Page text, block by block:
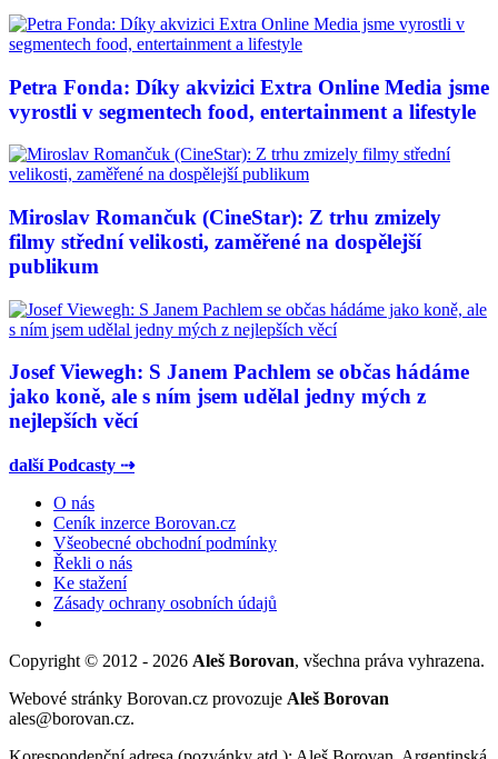
Petra Fonda: Díky akvizici Extra Online Media jsme
vyrostli v segmentech food, entertainment a lifestyle
Miroslav Romančuk (CineStar): Z trhu zmizely
filmy střední velikosti, zaměřené na dospělejší
publikum
Josef Viewegh: S Janem Pachlem se občas hádáme
jako koně, ale s ním jsem udělal jedny mých z
nejlepších věcí
další Podcasty ⇢
O nás
Ceník inzerce Borovan.cz
Všeobecné obchodní podmínky
Řekli o nás
Ke stažení
Zásady ochrany osobních údajů
Copyright © 2012 - 2026 Aleš Borovan, všechna práva vyhrazena.
Webové stránky Borovan.cz provozuje Aleš Borovan
ales@borovan.cz.